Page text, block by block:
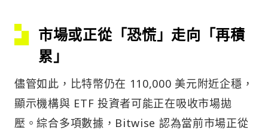
市場或正從「恐慌」走向「再積
累」
儘管如此，比特幣仍在 110,000 美元附近企穩，
顯示機構與 ETF 投資者可能正在吸收市場拋
壓。綜合多項數據，Bitwise 認為當前市場正從